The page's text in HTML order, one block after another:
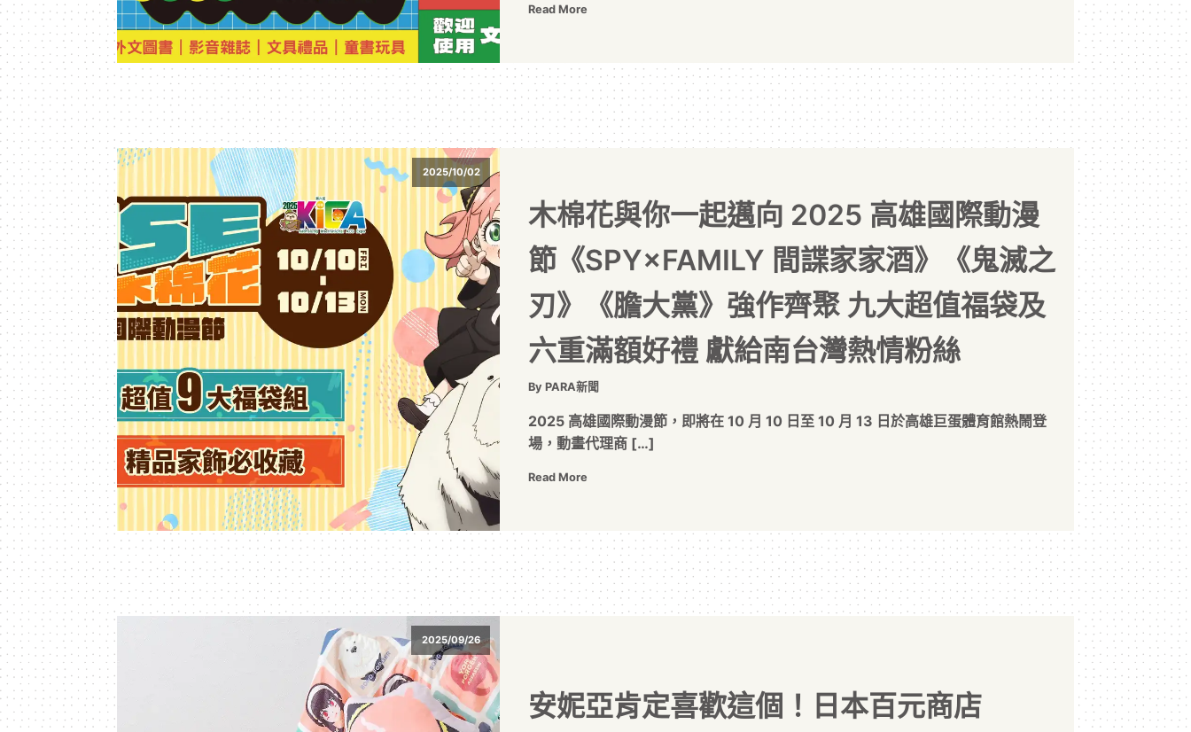
Read More
2025/10/02
木棉花與你一起邁向 2025 高雄國際動漫
節《SPY×FAMILY 間諜家家酒》《鬼滅之
刃》《膽大黨》強作齊聚 九大超值福袋及
六重滿額好禮 獻給南台灣熱情粉絲
By PARA新聞
2025 高雄國際動漫節，即將在 10 月 10 日至 10 月 13 日於高雄巨蛋體育館熱鬧登
場，動畫代理商 […]
Read More
2025/09/26
安妮亞肯定喜歡這個！日本百元商店